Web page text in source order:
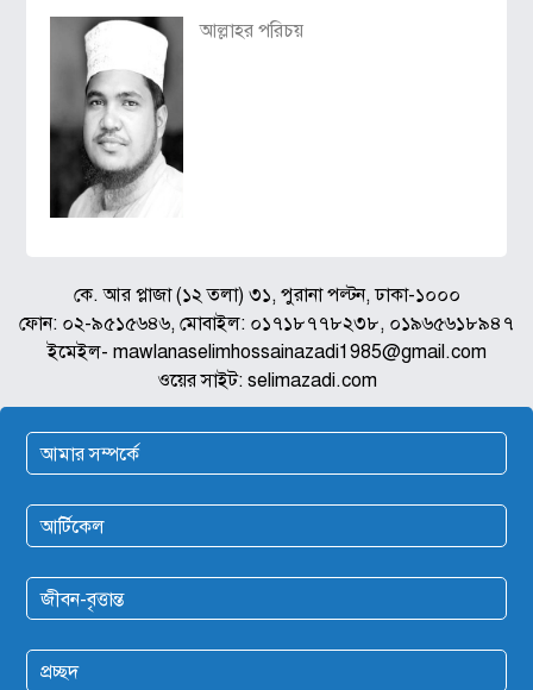
আল্লাহর পরিচয়
কে. আর প্লাজা (১২ তলা) ৩১, পুরানা পল্টন, ঢাকা-১০০০
ফোন: ০২-৯৫১৫৬৪৬, মোবাইল: ০১৭১৮৭৭৮২৩৮, ০১৯৬৫৬১৮৯৪৭
ইমেইল- mawlanaselimhossainazadi1985@gmail.com
ওয়ের সাইট: selimazadi.com
আমার সম্পর্কে
আর্টিকেল
জীবন-বৃত্তান্ত
প্রচ্ছদ